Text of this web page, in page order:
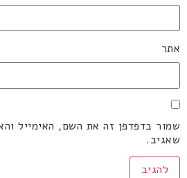
אתר
שמור בדפדפן זה את השם, האימייל
שאגיב.